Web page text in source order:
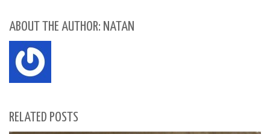
ABOUT THE AUTHOR: NATAN
RELATED POSTS